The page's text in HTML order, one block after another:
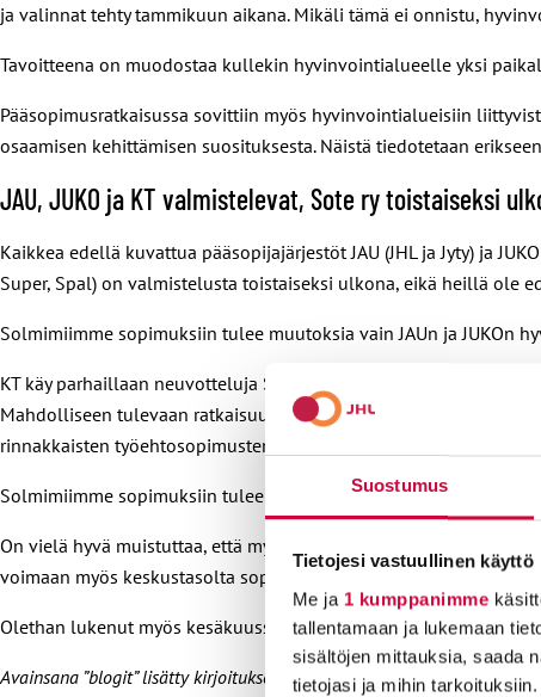
Suostumus
Tietojesi vastuullinen käyttö
Me ja 1 kumppanimme
tallentamaan ja lukemaan
sisältöjen mittauksia, saada
tietojasi ja mihin tarkoituksiin.
ja valinnat tehty tammikuun aikana. Mikäli tämä ei onnistu,
Tavoitteena on muodostaa kullekin hyvinvointialueelle yksi
Pääsopimusratkaisussa sovittiin myös hyvinvointialueisiin
osaamisen kehittämisen suosituksesta. Näistä tiedotetaan
JAU, JUKO ja KT valmistelevat, Sote ry toistaiseksi
Kaikkea edellä kuvattua pääsopijajärjestöt JAU (JHL ja Jyty) ja
Super, Spal) on valmistelusta toistaiseksi ulkona, eikä heillä ole
Solmimiimme sopimuksiin tulee muutoksia vain JAUn ja JUKOn
KT käy parhaillaan neuvotteluja Sote ry:n saamiseksi mukaan
Mahdolliseen tulevaan ratkaisuun JAU ja JUKO varautuivat
rinnakkaisten työehtosopimusten solmimisen kunta- ja
Solmimiimme sopimuksiin tulee muutoksia vain JAUn ja JUKOn
On vielä hyvä muistuttaa, että myös sote-alalla on voimassa
voimaan myös keskustasolta sopimusaloittain kohdennettavat
Olethan lukenut myös kesäkuussa kirjoittamani blogin ”Kunta-
Avainsana ”blogit” lisätty kirjoituksen tietoihin 20.9.2022 klo 8.03.